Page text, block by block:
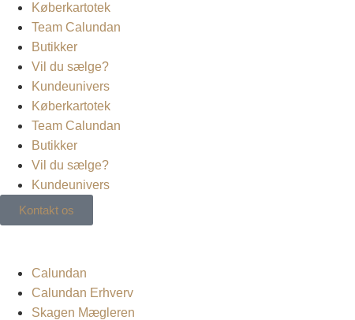
Køberkartotek
Team Calundan
Butikker
Vil du sælge?
Kundeunivers
Køberkartotek
Team Calundan
Butikker
Vil du sælge?
Kundeunivers
Kontakt os
Calundan
Calundan Erhverv
Skagen Mægleren